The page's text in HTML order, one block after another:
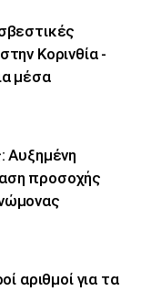
Κορινθία -
μέσα
Αυξημένη
προσοχής
αριθμοί για τα